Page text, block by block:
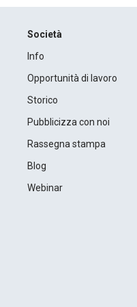
Società
Info
Opportunità di lavoro
Storico
Pubblicizza con noi
Rassegna stampa
Blog
Webinar